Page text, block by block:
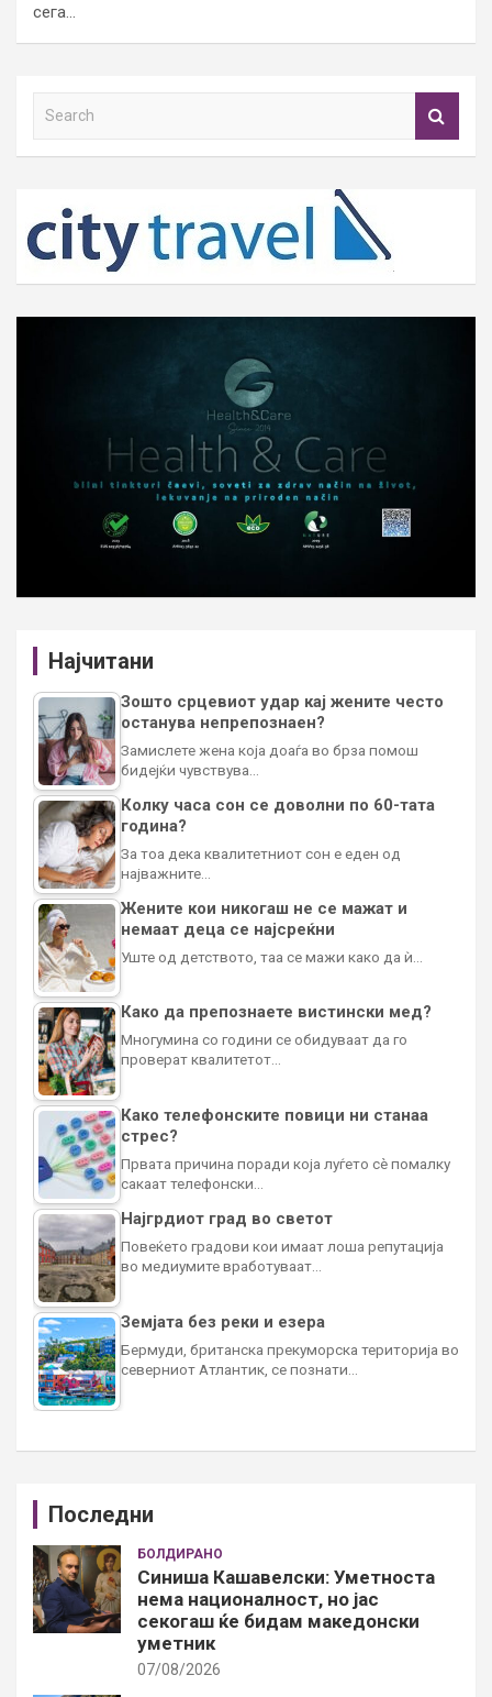
сега…
h
Најчитани
Зошто срцевиот удар кај жените често
останува непрепознаен?
Замислете жена која доаѓа во брза помош
бидејќи чувствува…
Колку часа сон се доволни по 60-тата
година?
За тоа дека квалитетниот сон е еден од
најважните…
Жените кои никогаш не се мажат и
немаат деца се најсреќни
Уште од детството, таа се мажи како да ѝ…
Како да препознаете вистински мед?
Многумина со години се обидуваат да го
проверат квалитетот…
Како телефонските повици ни станаа
стрес?
Првата причина поради која луѓето сè помалку
сакаат телефонски…
Најгрдиот град во светот
Повеќето градови кои имаат лоша репутација
во медиумите вработуваат…
Земјата без реки и езера
Бермуди, британска прекуморска територија во
северниот Атлантик, се познати…
Последни
БОЛДИРАНО
Синиша Кашавелски: Уметноста
нема националност, но јас
секогаш ќе бидам македонски
уметник
07/08/2026